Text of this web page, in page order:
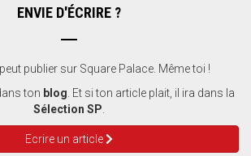
ENVIE D'ÉCRIRE ?
publier sur Square Palace. Même toi !
ton blog . Et si ton article plait, il ira dans la
Sélection SP
Ecrire un article